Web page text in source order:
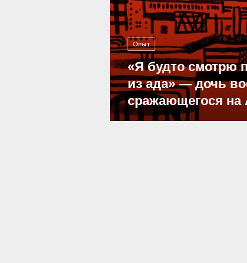
Опыт
«Я будто смотрю
из ада» — дочь
сражающегося на